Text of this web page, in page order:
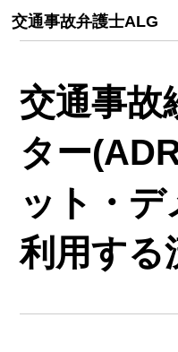
交通事故弁護士ALG
交通事故
ター
ット・
利用する